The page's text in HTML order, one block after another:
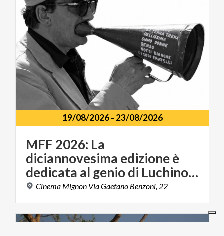
19/08/2026- 23/08/2026
MFF 2026: La
diciannovesima edizione è
dedicata al genio di Luchino Visconti
Cinema Mignon ViaGaetano Benzoni, 22